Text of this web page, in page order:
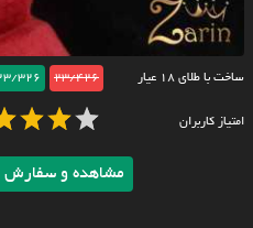
ساخت با طلای ۱۸ عیار 23/426
326
امتیاز کاربران
مشاهده و سفارش